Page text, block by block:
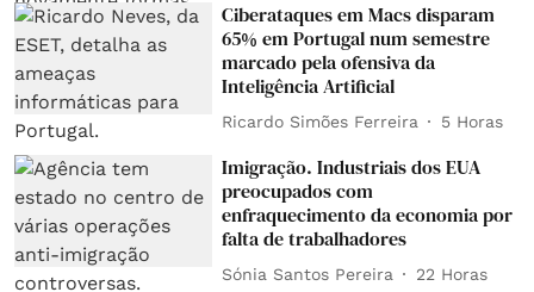
Ciberataques em Macs disparam
65% em Portugal num semestre
marcado pela ofensiva da
Inteligência Artificial
Ricardo Simões Ferreira 5 Horas
Imigração. Industriais dos EUA
preocupados com
enfraquecimento da economia por
falta de trabalhadores
Sónia Santos Pereira 22 Horas